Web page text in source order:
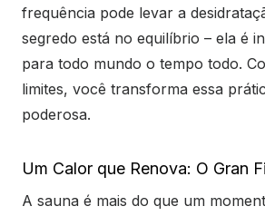
frequência pode levar a
segredo está no equilíbrio – ela é
para todo mundo o tempo todo.
limites, você transforma essa
poderosa.
Um Calor que Renova: O Gran
A sauna é mais do que um